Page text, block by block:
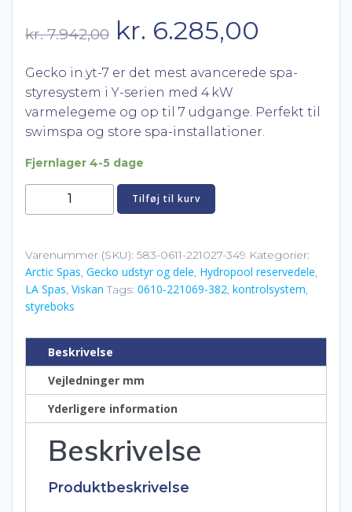
kr.7.942,00 Den
oprindelige
pris
var:
kr. 7.942,00.
kr. 6.285,00
pris
Gecko in.yt-7 er det mest avancerede spa-
styresystem i Y-serien med 4 kW
varmelegeme og op til 7 udgange. Perfekt til
swimspa og store spa-installationer.
Fjernlager 4-5 dage
in.yt-
styresystem
med
4 kW
varmelegeme
Tilføj til kurv
Varenummer (SKU): 583-0611-221027-349 Kategorier:
Arctic Spas, Gecko udstyr og dele, Hydropool reservedele,
LA Spas, Viskan Tags: 0610-221069-382, kontrolsystem,
styreboks
Beskrivelse
Vejledninger mm
Yderligere information
Beskrivelse
Produktbeskrivelse